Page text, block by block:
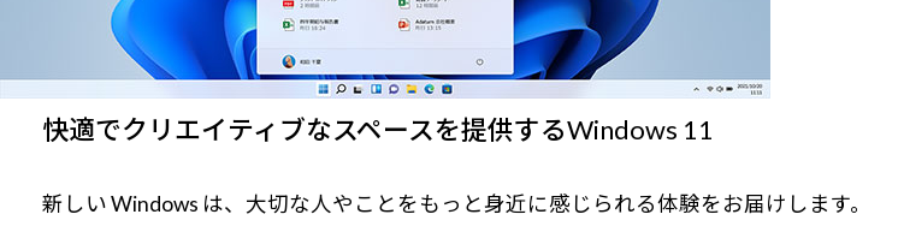
快適でクリエイティブなスペースを提供するWindows 11
新しい Windows は、大切な人やことをもっと身近に感じられる体験をお届けします。